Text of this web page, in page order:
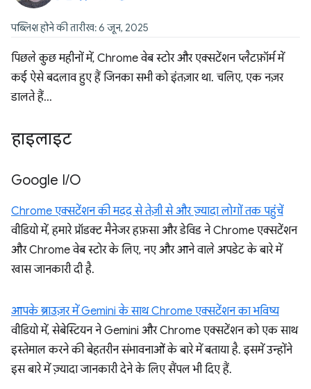
पब्लिश होने की तारीख: 6 जून, 2025
पिछले कुछ महीनों में, Chrome वेब स्टोर और एक्सटेंशन प्लैटफ़ॉर्म में
कई ऐसे बदलाव हुए हैं जिनका सभी को इंतज़ार था. चलिए, एक नज़र
डालते हैं...
हाइलाइट
Google I/O
Chrome एक्सटेंशन की मदद से तेज़ी से और ज़्यादा लोगों तक पहुंचें
वीडियो में, हमारे प्रॉडक्ट मैनेजर हफ़सा और डेविड ने Chrome एक्सटेंशन
और Chrome वेब स्टोर के लिए, नए और आने वाले अपडेट के बारे में
खास जानकारी दी है.
आपके ब्राउज़र में Gemini के साथ Chrome एक्सटेंशन का भविष्य
वीडियो में, सेबेस्टियन ने Gemini और Chrome एक्सटेंशन को एक साथ
इस्तेमाल करने की बेहतरीन संभावनाओं के बारे में बताया है. इसमें उन्होंने
इस बारे में ज़्यादा जानकारी देने के लिए सैंपल भी दिए हैं.